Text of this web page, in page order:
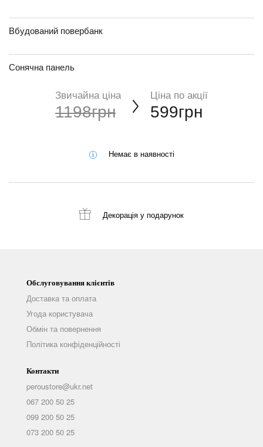
Вбудований повербанк
Сонячна панель
Звичайна ціна
1198грн
Ціна по акції
599грн
Немає в наявності
Декорація у подарунок
Обслуговування клієнтів
Доставка та оплата
Угода користувача
Обмін та повернення
Політика конфіденційності
Контакти
peroustore@ukr.net
067 200 50 25
099 200 50 25
073 200 50 25